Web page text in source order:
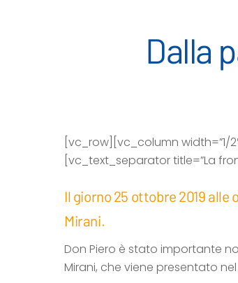
Dalla
[vc_row][vc_column width=”1/
[vc_text_separator title=”La
Il giorno 25 ottobre 2019 alle
Mirani.
Don Piero è stato importante
Mirani, che viene presentato